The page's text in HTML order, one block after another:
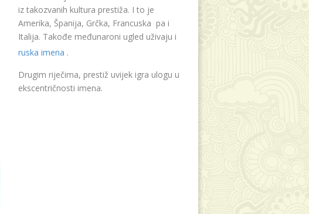
iz takozvanih kultura prestiža. I to je
Amerika, Španija, Grčka, Francuska pa i
Italija. Takođe međunaroni ugled uživaju i
ruska imena .
Drugim riječima, prestiž uvijek igra ulogu u
ekscentričnosti imena.